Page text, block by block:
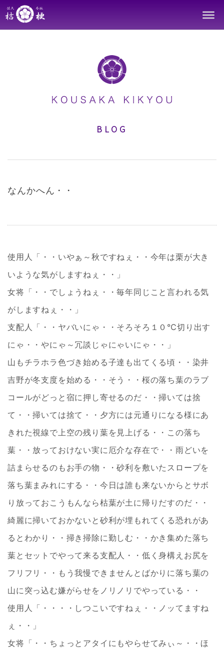
Skip
to
content
BLOG
なんかへん・・
使用人「・・いやぁ～秋ですねぇ・・今年は栗が大き
いような気がしますねぇ・・」
女将「・・でしょうねぇ・・毎年同じこと言われる気
がしますねぇ・・」
支配人「・・ヤバいにゃ・・そろそろ１０℃切り出す
にゃ・・やにゃ～冗談じゃにゃいにゃ・・」
山もチラホラ色づき始める子達も出てくる頃・・染井
吉野が冬支度を始める・・そう・・桜の落ち葉のラブ
コールがどっと宿に押し寄せるのだ・・掃いては捨
て・・掃いては捨て・・夕方には元通りになる様にあ
きれた視線で上空の残り葉を見上げる・・この落ち
葉・・放っておけない実に厄介な存在で・・雨どいを
詰まらせるのもお手の物・・砂利を敷いたスロープを
落ち葉まみれにする・・今日は誰も来ないからとサボ
り放っておこうもんなら枯葉が土に帰りだすのだ・・
綺麗に掃いておかないと砂利が埋もれてくる恐れがあ
るとわかり・・掃き掃除に勤しむ・・かき集めた落ち
葉とセットでやって来る支配人・・低く身構えお尻を
フリフリ・・もう我慢できませんとばかりに落ち葉の
山に突っ込む嫌がらせをノリノリでやっている・・
使用人「・・・・しつこいですねぇ・・ノッてますね
ぇ・・」
女将「・・ちょっとアタイにもやらせてみぃ～・・ほ